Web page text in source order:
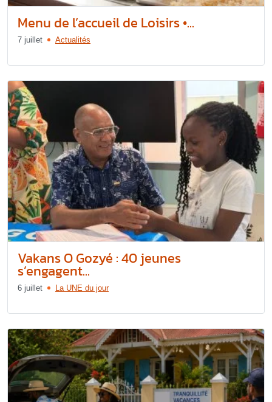
Menu de l’accueil de Loisirs •...
7 juillet Actualités
Vakans O Gozyé : 40 jeunes
s’engagent...
6 juillet La UNE du jour